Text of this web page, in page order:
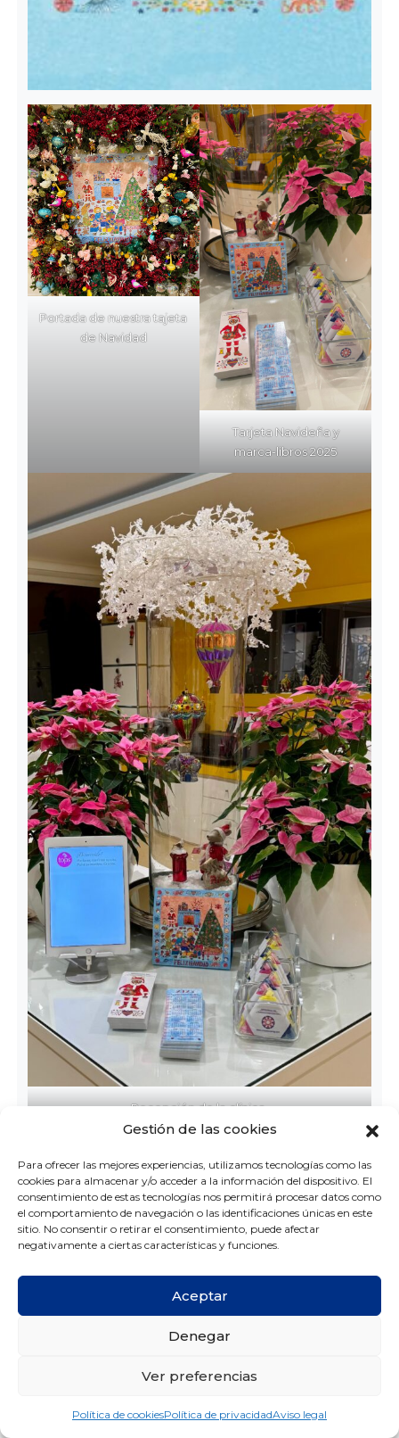
Gestión de las cookies
Para ofrecer las mejores experiencias, utilizamos tecnologías como las
cookies para almacenar y/o acceder a la información del dispositivo. El
consentimiento de estas tecnologías nos permitirá procesar datos como
el comportamiento de navegación o las identificaciones únicas en este
sitio. No consentir o retirar el consentimiento, puede afectar
negativamente a ciertas características y funciones.
Aceptar
Denegar
Ver preferencias
Política de cookiesPolítica de privacidadAviso legal
Portada de nuestra tajeta
de Navidad
Tarjeta Navideña y
marca-libros 2025
Recepción de la clínica.
también hemos sacado tiempo para celebrarlo.
Papá Noel ha llegado ¨por sorpresa¨ a la clínica
con un Elfo muy especial y nos ha dejado
preciosos regalos navideños (parece que hemos
sido muy buenos). Además de obsequios nos ha
de risas, cariño y amistad, al final eso es lo